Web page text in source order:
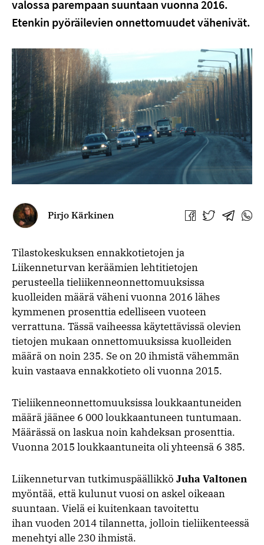
valossa parempaan suuntaan vuonna 2016.
Etenkin pyöräilevien onnettomuudet vähenivät.
Pirjo Kärkinen
Jaa Jaa Jaa Jaa
Tilastokeskuksen ennakkotietojen ja
Liikenneturvan keräämien lehtitietojen
perusteella tieliikenneonnettomuuksissa
kuolleiden määrä väheni vuonna 2016 lähes
kymmenen prosenttia edelliseen vuoteen
verrattuna. Tässä vaiheessa käytettävissä olevien
tietojen mukaan onnettomuuksissa kuolleiden
määrä on noin 235. Se on 20 ihmistä vähemmän
kuin vastaava ennakkotieto oli vuonna 2015.
Tieliikenneonnettomuuksissa loukkaantuneiden
määrä jäänee 6 000 loukkaantuneen tuntumaan.
Määrässä on laskua noin kahdeksan prosenttia.
Vuonna 2015 loukkaantuneita oli yhteensä 6 385.
Liikenneturvan tutkimuspäällikkö Juha Valtonen
myöntää, että kulunut vuosi on askel oikeaan
suuntaan. Vielä ei kuitenkaan tavoitettu
ihan vuoden 2014 tilannetta, jolloin tieliikenteessä
menehtyi alle 230 ihmistä.